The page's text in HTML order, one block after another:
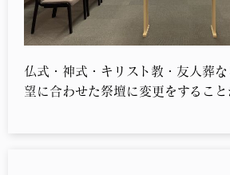
仏式・神式・キリスト教・友人葬
望に合わせた祭壇に変更をすること